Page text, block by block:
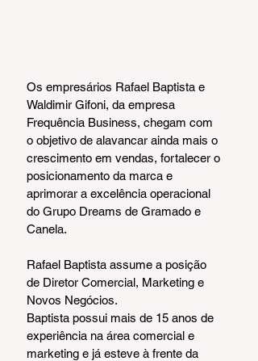
Os empresários Rafael Baptista e
Waldimir Gifoni, da empresa
Frequência Business, chegam com
o objetivo de alavancar ainda mais o
crescimento em vendas, fortalecer o
posicionamento da marca e
aprimorar a excelência operacional
do Grupo Dreams de Gramado e
Canela.
Rafael Baptista assume a posição
de Diretor Comercial, Marketing e
Novos Negócios.
Baptista possui mais de 15 anos de
experiência na área comercial e
marketing e já esteve à frente da